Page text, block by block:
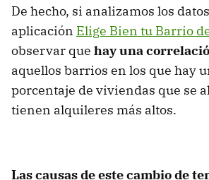
De hecho, si analizamos los
aplicación Elige Bien tu Barrio
observar que hay una
aquellos barrios en los que hay
porcentaje de viviendas que se
tienen alquileres más altos.
Las causas de este cambio de